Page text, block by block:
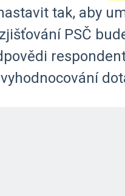
tak, aby
zjišťování PSČ
vyhodnocování